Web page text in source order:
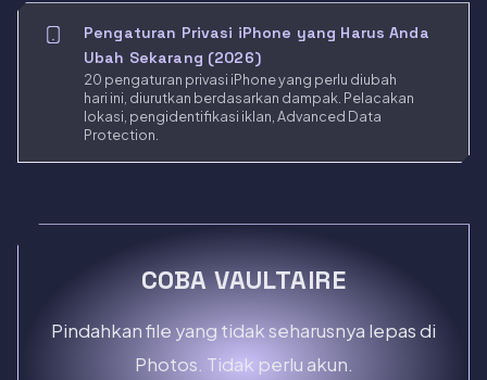
Pengaturan Privasi iPhone yang Harus Anda
Ubah Sekarang (2026)
20 pengaturan privasi iPhone yang perlu diubah
hari ini, diurutkan berdasarkan dampak. Pelacakan
lokasi, pengidentifikasi iklan, Advanced Data
Protection.
COBA VAULTAIRE
Pindahkan file yang tidak seharusnya lepas di
Photos. Tidak perlu akun.